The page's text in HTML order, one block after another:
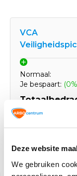
Deze website
We gebruiken
VCA
Normaal:
Je bespaart: